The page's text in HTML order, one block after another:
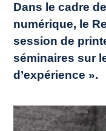
Dans le cadre
numérique, le
session de
séminaires sur
d’expérience ».